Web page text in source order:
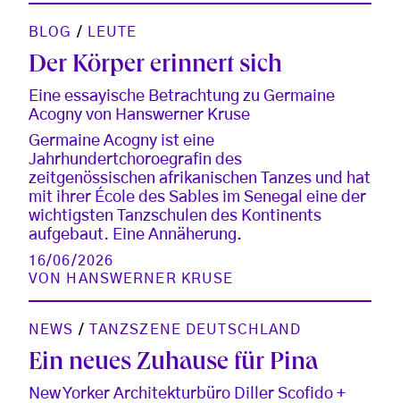
BLOG / LEUTE
Der Körper erinnert sich
Eine essayische Betrachtung zu Germaine
Acogny von Hanswerner Kruse
Germaine Acogny ist eine
Jahrhundertchoroegrafin des
zeitgenössischen afrikanischen Tanzes und hat
mit ihrer École des Sables im Senegal eine der
wichtigsten Tanzschulen des Kontinents
aufgebaut. Eine Annäherung.
16/06/2026
VON
HANSWERNER KRUSE
NEWS / TANZSZENE DEUTSCHLAND
Ein neues Zuhause für Pina
New Yorker Architekturbüro Diller Scofido +